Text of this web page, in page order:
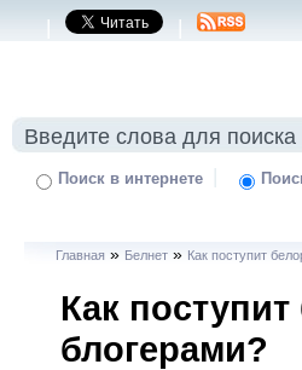
| |
Поиск в интернете |
Главная » Белнет » Как поступит
Как
блогерами?